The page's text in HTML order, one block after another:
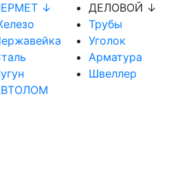
↓
ДЕЛОВОЙ ↓
Трубы
Уголок
Арматура
Швеллер